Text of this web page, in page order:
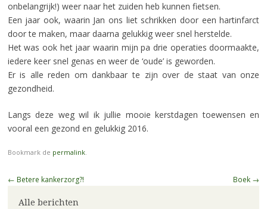
onbelangrijk!) weer naar het zuiden heb kunnen fietsen.
Een jaar ook, waarin Jan ons liet schrikken door een hartinfarct
door te maken, maar daarna gelukkig weer snel herstelde.
Het was ook het jaar waarin mijn pa drie operaties doormaakte,
iedere keer snel genas en weer de ‘oude’ is geworden.
Er is alle reden om dankbaar te zijn over de staat van onze
gezondheid.
Langs deze weg wil ik jullie mooie kerstdagen toewensen en
vooral een gezond en gelukkig 2016.
Bookmark de permalink.
Berichtnavigatie
← Betere kankerzorg?! Boek →
Alle berichten